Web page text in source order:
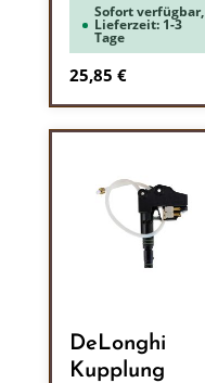
Sofort verfügbar,
Lieferzeit: 1-3
Tage
Regulärer Preis:
25,85 €
DeLonghi
Kupplung